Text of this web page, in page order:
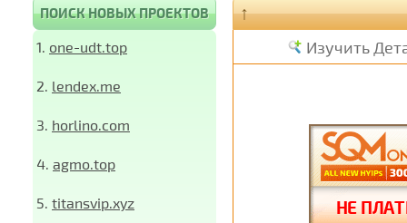
ПОИСК НОВЫХ ПРОЕКТОВ
1. one-udt.top
2. lendex.me
3. horlino.com
4. agmo.top
5. titansvip.xyz
↑
Изучить